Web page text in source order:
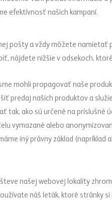
efektívnosť našich kampaní.
pošty a vždy môžete namietať
nájdete nižšie v odsekoch,
mohli propagovať naše
predaj našich produktov a
ako sú určené na príslušné
vymazané alebo
iný právny základ (napríklad
našej webovej lokality
náš leták, ktoré stránky